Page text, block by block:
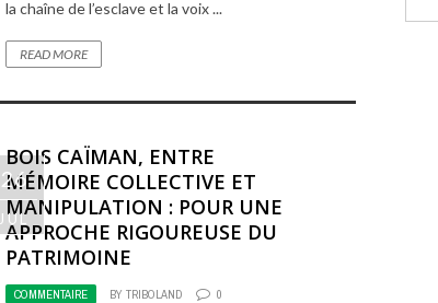
la chaîne de l’esclave et la voix ...
READ MORE
26
JUL
BOIS CAÏMAN, ENTRE
MÉMOIRE COLLECTIVE ET
MANIPULATION : POUR UNE
APPROCHE RIGOUREUSE DU
PATRIMOINE
COMMENTAIRE BY TRIBOLAND 0